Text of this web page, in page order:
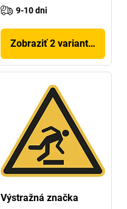
9-10 dni
Zobraziť 2 variantov
Výstražná značka